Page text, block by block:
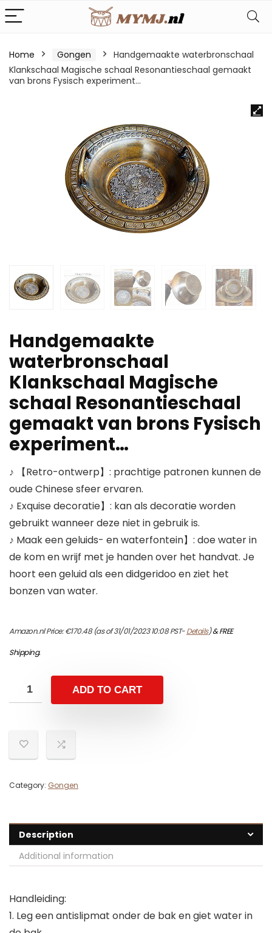
Home Gongen
Handgemaakte waterbronschaal
Klankschaal Magische schaal Resonantieschaal gemaakt
van brons Fysisch experiment…
Handgemaakte
waterbronschaal
Klankschaal Magische
schaal Resonantieschaal
gemaakt van brons Fysisch
experiment…
♪ 【Retro-ontwerp】: prachtige patronen kunnen de
oude Chinese sfeer ervaren.
♪ Exquise decoratie】: kan als decoratie worden
gebruikt wanneer deze niet in gebruik is.
♪ Maak een geluids- en waterfontein】: doe water in
de kom en wrijf met je handen over het handvat. Je
hoort een geluid als een didgeridoo en ziet het
bonzen van water.
Amazon.nl Price:€170.48(as of 31/01/2023 10:08 PST-Details)&FREE
Shipping.
ADD TO CART
Category: Gongen
Description
Additional information
Handleiding:
1. Leg een antislipmat onder de bak en giet water in